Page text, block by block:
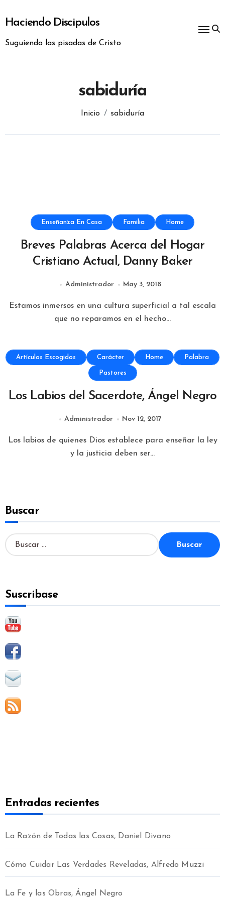
contenido
Haciendo Discipulos
Suguiendo las pisadas de Cristo
sabiduría
Inicio sabiduría
Enseñanza En Casa Familia Home
Breves Palabras Acerca del Hogar
Cristiano Actual, Danny Baker
Administrador May 3, 2018
Estamos inmersos en una cultura superficial a tal escala
que no reparamos en el hecho...
Artículos Escogidos Carácter Home Palabra
Pastores
Los Labios del Sacerdote, Ángel Negro
Administrador Nov 12, 2017
Los labios de quienes Dios establece para enseñar la ley
y la justicia deben ser...
Buscar
B
u
r
:
Suscribase
Entradas recientes
La Razón de Todas las Cosas, Daniel Divano
Cómo Cuidar Las Verdades Reveladas, Alfredo Muzzi
La Fe y las Obras, Ángel Negro